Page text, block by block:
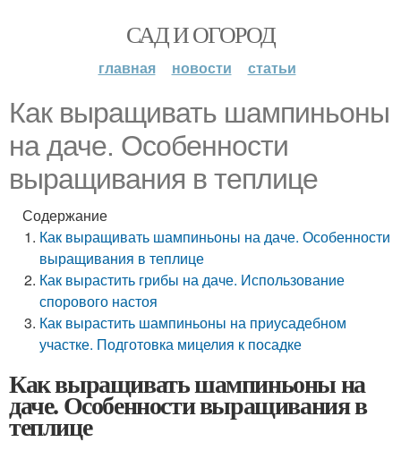
САД И ОГОРОД
главная новости статьи
Как выращивать шампиньоны
на даче. Особенности
выращивания в теплице
Содержание
Как выращивать шампиньоны на даче. Особенности
выращивания в теплице
Как вырастить грибы на даче. Использование
спорового настоя
Как вырастить шампиньоны на приусадебном
участке. Подготовка мицелия к посадке
Как выращивать шампиньоны на
даче. Особенности выращивания в
теплице